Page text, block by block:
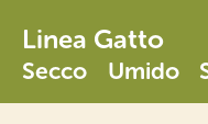
Linea Gatto
Secco Umido